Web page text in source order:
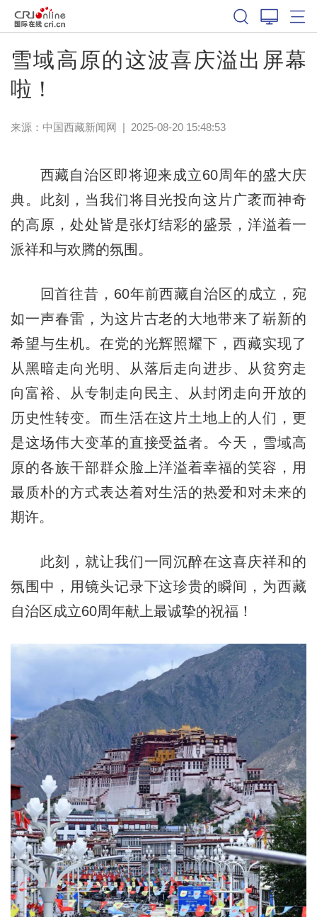
雪域高原的这波喜庆溢出屏幕
啦！
来源： 中国西藏新闻网 | 2025-08-20 15:48:53
西藏自治区即将迎来成立60周年的盛大庆
典。此刻，当我们将目光投向这片广袤而神奇
的高原，处处皆是张灯结彩的盛景，洋溢着一
派祥和与欢腾的氛围。
回首往昔，60年前西藏自治区的成立，宛
如一声春雷，为这片古老的大地带来了崭新的
希望与生机。在党的光辉照耀下，西藏实现了
从黑暗走向光明、从落后走向进步、从贫穷走
向富裕、从专制走向民主、从封闭走向开放的
历史性转变。而生活在这片土地上的人们，更
是这场伟大变革的直接受益者。今天，雪域高
原的各族干部群众脸上洋溢着幸福的笑容，用
最质朴的方式表达着对生活的热爱和对未来的
期许。
此刻，就让我们一同沉醉在这喜庆祥和的
氛围中，用镜头记录下这珍贵的瞬间，为西藏
自治区成立60周年献上最诚挚的祝福！